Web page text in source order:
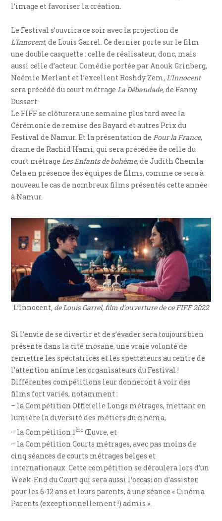
l’image et favoriser la création.
Le Festival s’ouvrira ce soir avec la projection de
L’Innocent, de Louis Garrel. Ce dernier porte sur le film
une double casquette : celle de réalisateur, donc, mais
aussi celle d’acteur. Comédie portée par Anouk Grinberg,
Noémie Merlant et l’excellent Roshdy Zem,L’Innocent
sera précédé du court métrageLa Débandade, de Fanny
Dussart.
Le FIFF se clôturera une semaine plus tard avec la
Cérémonie de remise des Bayard et autres Prix du
Festival de Namur. Et la présentation dePour la France,
drame de Rachid Hami, qui sera précédée de celle du
court métrageLes Enfants de bohème, de Judith Chemla.
Cela en présence des équipes de films, comme ce sera à
nouveau le cas de nombreux films présentés cette année
à Namur.
L’Innocent, de Louis Garrel, film d’ouverture de ce FIFF 2022
Si l’envie de se divertir et de s’évader sera toujours bien
présente dans la cité mosane, une vraie volonté de
remettre les spectatrices et les spectateurs au centre de
l’attention anime les organisateurs du Festival !
Différentes compétitions leur donneront à voir des
films fort variés, notamment :
– la Compétition Officielle Longs métrages, mettant en
lumière la diversité des métiers du cinéma,
– la Compétition 1 ère Œuvre, et
– la Compétition Courts métrages, avec pas moins de
cinq séances de courts métrages belges et
internationaux. Cette compétition se déroulera lors d’un
Week-End du Court qui sera aussi l’occasion d’assister,
pour les 6-12 ans et leurs parents, à une séance « Cinéma
Parents (exceptionnellement !) admis ».